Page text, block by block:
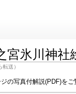
宮氷川神社
転送）
の写真付解説(PDF)をご